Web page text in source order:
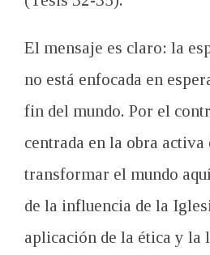
El mensaje es claro: la
no está enfocada en
fin del mundo. Por el
centrada en la obra
transformar el mundo
de la influencia de la
aplicación de la ética y la